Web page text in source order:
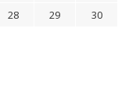
28 29
30